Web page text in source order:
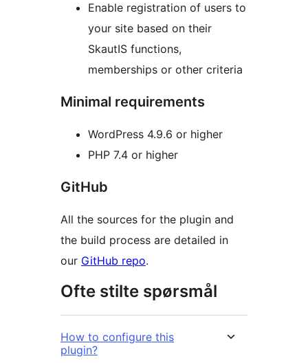
Enable registration of users to
your site based on their
SkautIS functions,
memberships or other criteria
Minimal requirements
WordPress 4.9.6 or higher
PHP 7.4 or higher
GitHub
All the sources for the plugin and
the build process are detailed in
our GitHub repo.
Ofte stilte spørsmål
How to configure this
plugin?